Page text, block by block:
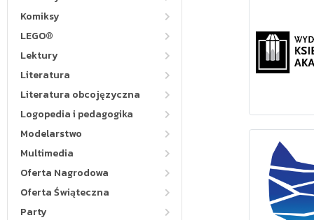
Komiksy
LEGO®
Lektury
Literatura
Literatura obcojęzyczna
Logopedia i pedagogika
Modelarstwo
Multimedia
Oferta Nagrodowa
Oferta Świąteczna
Party